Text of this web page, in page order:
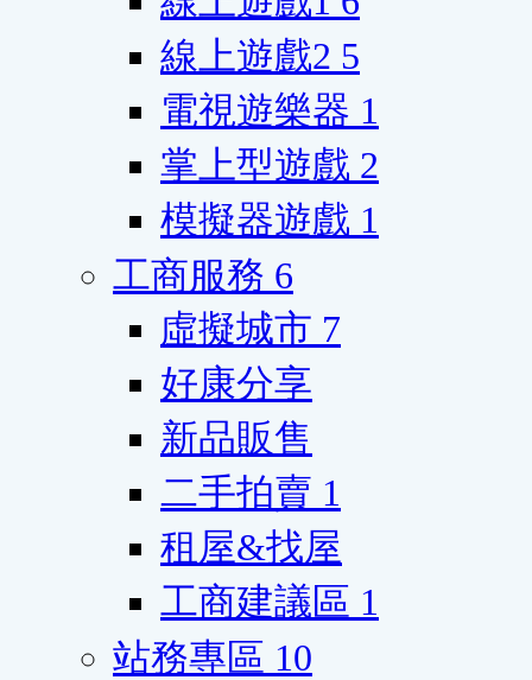
線上遊戲2 5
電視遊樂器 1
掌上型遊戲 2
模擬器遊戲 1
工商服務 6
虛擬城市 7
好康分享
新品販售
二手拍賣 1
租屋&找屋
工商建議區 1
站務專區 10